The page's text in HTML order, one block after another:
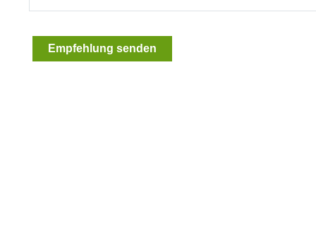
Empfehlung senden